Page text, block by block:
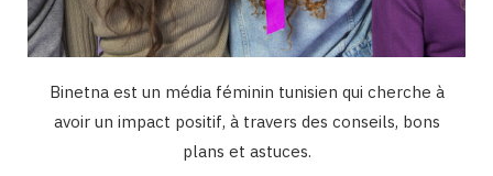
Binetna est un média féminin tunisien qui cherche à
avoir un impact positif, à travers des conseils, bons
plans et astuces.